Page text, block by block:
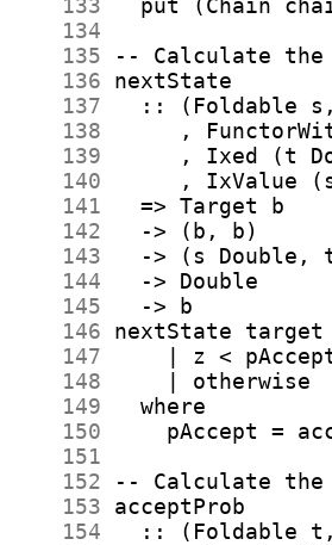
    133
    134
    135
    136
    137
    138
    139
    140
    141
    142
    143
    144
    145
    146
    147
    148
    149
    150
    151
    152
    153
    154